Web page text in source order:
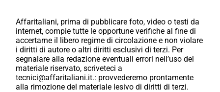
Affaritaliani, prima di pubblicare foto, video o testi da
internet, compie tutte le opportune verifiche al fine di
accertarne il libero regime di circolazione e non violare
i diritti di autore o altri diritti esclusivi di terzi. Per
segnalare alla redazione eventuali errori nell’uso del
materiale riservato, scriveteci a
tecnici@affaritaliani.it.: provvederemo prontamente
alla rimozione del materiale lesivo di diritti di terzi.